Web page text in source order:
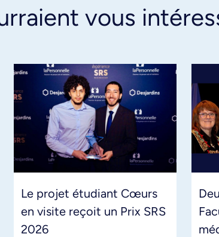
vous
Le projet étudiant Cœurs
en visite reçoit un Prix SRS
2026